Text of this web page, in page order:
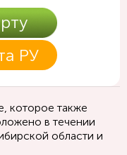
РУ
которое также
в течении
области и